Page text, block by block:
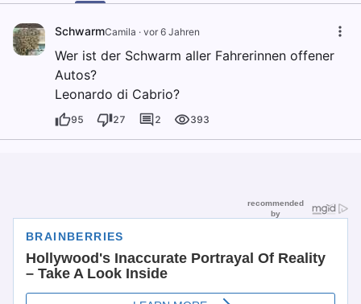
SchwarmCamila · vor 6 Jahren
Wer ist der Schwarm aller Fahrerinnen offener
Autos?
Leonardo di Cabrio?
95 27 2 393